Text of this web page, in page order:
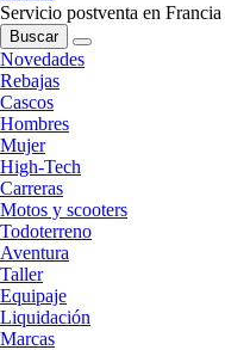
Servicio postventa en Francia
Buscar
Novedades
Rebajas
Cascos
Hombres
Mujer
High-Tech
Carreras
Motos y scooters
Todoterreno
Aventura
Taller
Equipaje
Liquidación
Marcas